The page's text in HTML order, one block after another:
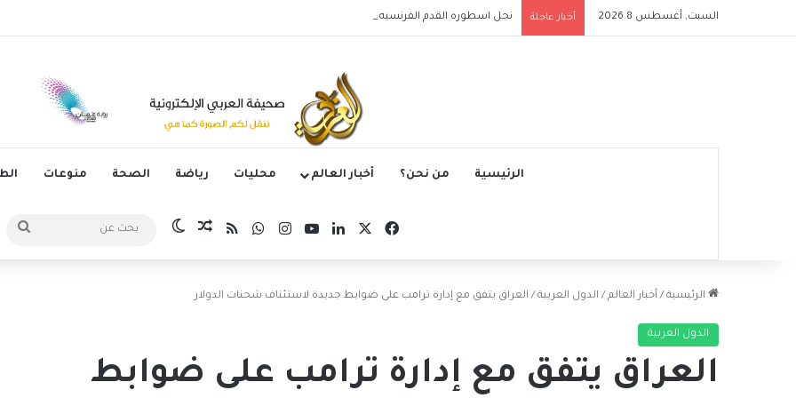
السبت, أغسطس 8 2026 أخبار عاجلة نجل اسطوره القدم الفرنسيه زيدان لوكا يتعاقد مع نادي ليغانيس
الرئيسية من نحن؟ أخبار العالم محليات رياضة الصحة منوعات
فيسبوكلينكدإن‫YouTubeانستقرام
واتسابملخص الموقع RSS
مقال عشوائي
الوضع المظلم
عن
الرئيسية / أخبار العالم / الدول العربية / العراق يتفق مع إدارة ترامب على ضوابط جديدة لاستئناف شحنات الدولار
الدول العربية
العراق يتفق مع إدارة ترامب على ضوابط